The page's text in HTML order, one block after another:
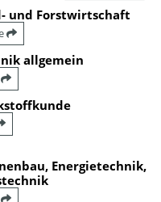
und Forstwirtschaft
allgemein
Energietechnik,